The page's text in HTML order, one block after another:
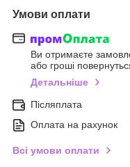
Умови оплати
Ви отримаєте
або гроші
Детальніше
Післяплата
Оплата на рахунок
Всі умови оплати